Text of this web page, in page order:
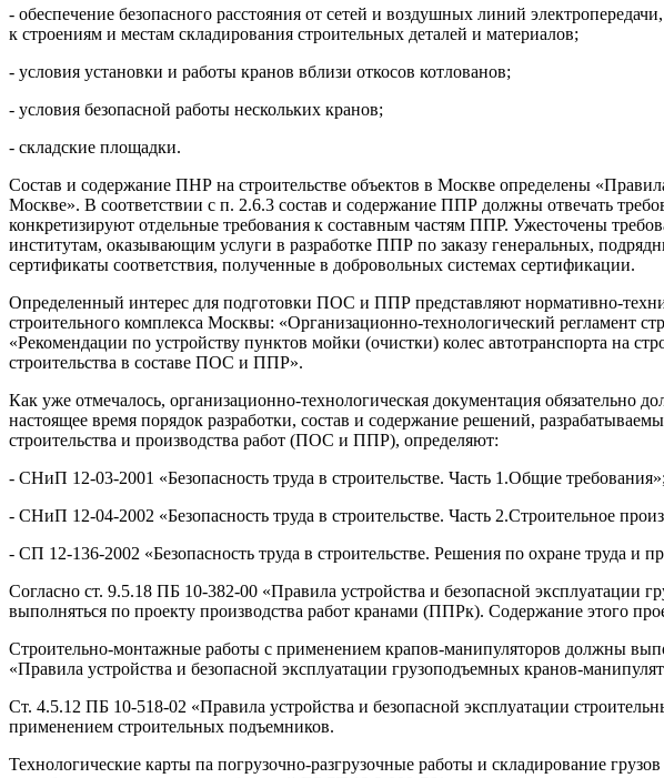
- обеспечение безопасного расстояния от сетей и воздушных линий
к строениям и местам складирования строительных деталей и материалов;
- условия установки и работы кранов вблизи откосов котлованов;
- условия безопасной работы нескольких кранов;
- складские площадки.
Состав и содержание ПНР на строительстве объектов в Москве определены
Москве». В соответствии с п. 2.6.3 состав и содержание ППР должны отвечать
конкретизируют отдельные требования к составным частям ППР. Ужесточены
институтам, оказывающим услуги в разработке ППР по заказу генеральных,
сертификаты соответствия, полученные в добровольных системах сертификации.
Определенный интерес для подготовки ПОС и ППР представляют нормативно-
строительного комплекса Москвы: «Организационно-технологический регламент
«Рекомендации по устройству пунктов мойки (очистки) колес автотранспорта на
строительства в составе ПОС и ППР».
Как уже отмечалось, организационно-технологическая документация
настоящее время порядок разработки, состав и содержание решений,
строительства и производства работ (ПОС и ППР), определяют:
- СНиП 12-03-2001 «Безопасность труда в строительстве. Часть 1.Общие требования»;
- СНиП 12-04-2002 «Безопасность труда в строительстве. Часть 2.Строительное
- СП 12-136-2002 «Безопасность труда в строительстве. Решения по охране труда и
Согласно ст. 9.5.18 ПБ 10-382-00 «Правила устройства и безопасной
выполняться по проекту производства работ кранами (ППРк). Содержание этого
Строительно-монтажные работы с применением крапов-манипуляторов должны
«Правила устройства и безопасной эксплуатации грузоподъемных кранов-
Ст. 4.5.12 ПБ 10-518-02 «Правила устройства и безопасной эксплуатации
применением строительных подъемников.
Технологические карты па погрузочно-разгрузочные работы и складирование